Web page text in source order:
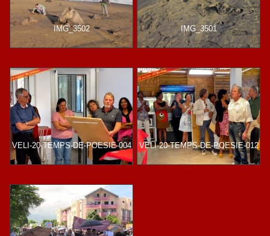
IMG_3502 IMG_3501
VELI-20-TEMPS-DE-POESIE-004 VELI-20-TEMPS-DE-POESIE-012